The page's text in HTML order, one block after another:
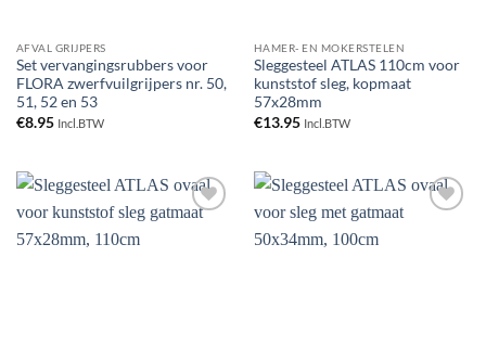
AFVAL GRIJPERS
Set vervangingsrubbers voor
FLORA zwerfvuilgrijpers nr. 50,
51, 52 en 53
€8.95 Incl.BTW
HAMER- EN MOKERSTELEN
Sleggesteel ATLAS 110cm voor
kunststof sleg, kopmaat
57x28mm
€13.95 Incl.BTW